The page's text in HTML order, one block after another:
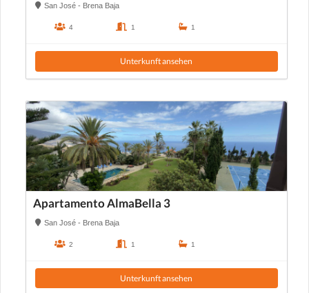
San José - Brena Baja
4 1 1
Unterkunft ansehen
Apartamento AlmaBella 3
San José - Brena Baja
2 1 1
Unterkunft ansehen